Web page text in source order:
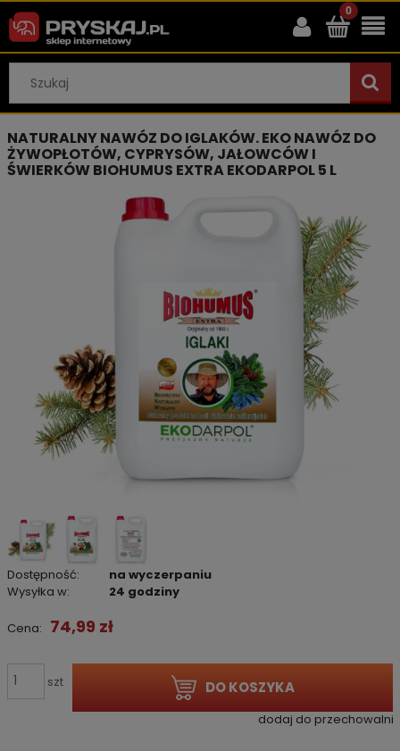
NATURALNY NAWÓZ DO IGLAKÓW. EKO NAWÓZ DO
ŻYWOPŁOTÓW, CYPRYSÓW, JAŁOWCÓW I
ŚWIERKÓW BIOHUMUS EXTRA EKODARPOL 5 L
Dostępność:
na wyczerpaniu
Wysyłka w:
24 godziny
Cena: 74,99 zł
szt DO KOSZYKA
dodaj do przechowalni